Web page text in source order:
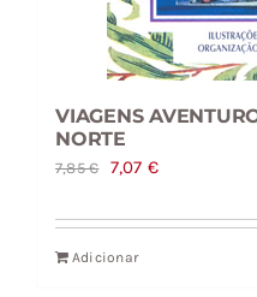
VIAGENS
NORTE
7,85€
O
original
era:
7,07 €O
atual
Adicionar